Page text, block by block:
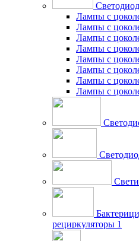
Лампы с
Лампы с
Лампы с
Лампы с
Лампы с
Лампы с
Лампы с
Лампы с
рециркуляторы 1